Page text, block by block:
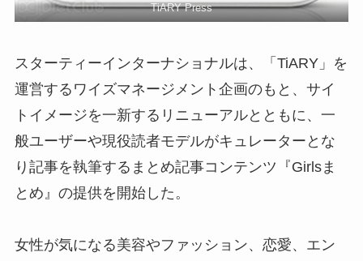
TiARY Press
スターティーインターナショナルは、「TiARY」を
運営するワイズマネージメント企画のもと、サイ
トイメージを一新するリニューアルとともに、一
般ユーザーや現役読者モデルがキュレーターとな
り記事を執筆するまとめ記事コンテンツ『Girlsま
とめ』の提供を開始した。
女性が気になる美容やファッション、恋愛、エン